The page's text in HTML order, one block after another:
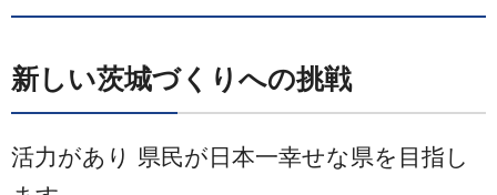
新しい茨城づくりへの挑戦
活力があり 県民が日本一幸せな県を目指し